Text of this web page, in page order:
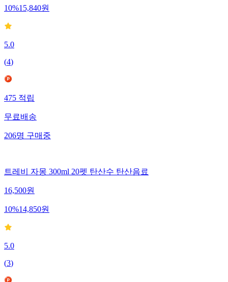
10%15,840원
5.0
(4)
475적립
무료배송
206명구매중
트레비 자몽 300ml 20펫 탄산수 탄산음료
16,500원
10%14,850원
5.0
(3)